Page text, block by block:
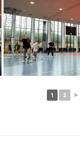
1 2 ►